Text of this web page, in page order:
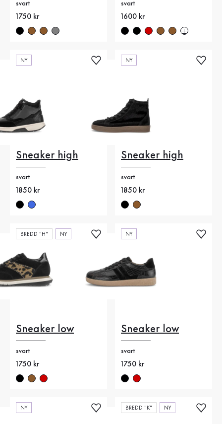
svart
Nytt pris
1750 kr
svart
Nytt pris
1600 kr
NY
Sneaker high
svart
Nytt pris
1850 kr
NY
Sneaker high
svart
Nytt pris
1850 kr
BREDD "H" NY
Sneaker low
svart
Nytt pris
1750 kr
NY
Sneaker low
svart
Nytt pris
1750 kr
NY BREDD "K" NY